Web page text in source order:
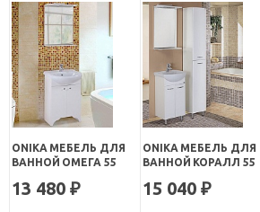
ONIKA МЕБЕЛЬ ДЛЯ
ВАННОЙ ОМЕГА 55
13 480 ₽
ONIKA МЕБЕЛЬ ДЛЯ
ВАННОЙ КОРАЛЛ 55
15 040 ₽